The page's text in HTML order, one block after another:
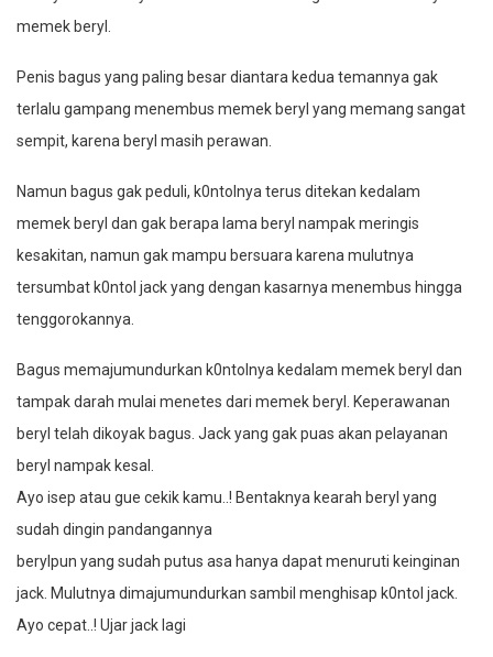
memek beryl.
Penis bagus yang paling besar diantara kedua temannya gak
terlalu gampang menembus memek beryl yang memang sangat
sempit, karena beryl masih perawan.
Namun bagus gak peduli, k0ntolnya terus ditekan kedalam
memek beryl dan gak berapa lama beryl nampak meringis
kesakitan, namun gak mampu bersuara karena mulutnya
tersumbat k0ntol jack yang dengan kasarnya menembus hingga
tenggorokannya.
Bagus memajumundurkan k0ntolnya kedalam memek beryl dan
tampak darah mulai menetes dari memek beryl. Keperawanan
beryl telah dikoyak bagus. Jack yang gak puas akan pelayanan
beryl nampak kesal.
Ayo isep atau gue cekik kamu..! Bentaknya kearah beryl yang
sudah dingin pandangannya
berylpun yang sudah putus asa hanya dapat menuruti keinginan
jack. Mulutnya dimajumundurkan sambil menghisap k0ntol jack.
Ayo cepat..! Ujar jack lagi